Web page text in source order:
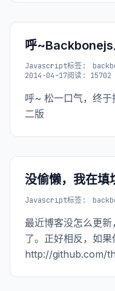
呼~Backbonejs
Javascript标签:
2014-04-17阅读: 15702
呼~ 松一口气，终
二版
没偷懒，我在
Javascript标签:
最近博客没怎么更
了。正好相反，如
http://github.com/